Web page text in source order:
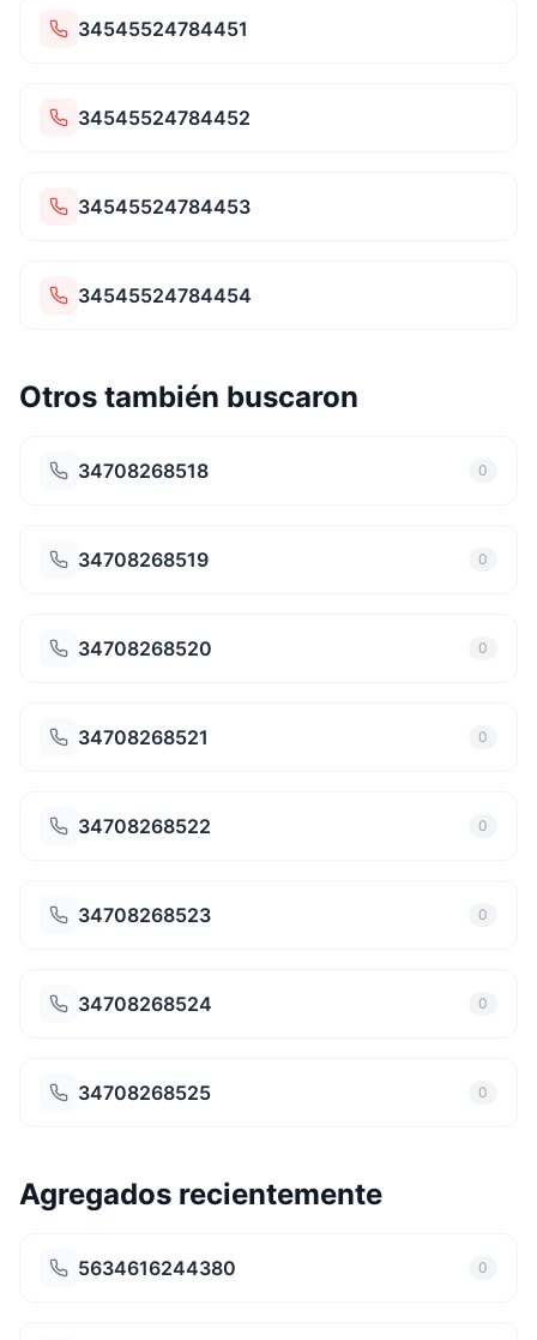
34545524784451
34545524784452
34545524784453
34545524784454
Otros también buscaron
34708268518 0
34708268519 0
34708268520 0
34708268521 0
34708268522 0
34708268523 0
34708268524 0
34708268525 0
Agregados recientemente
5634616244380 0